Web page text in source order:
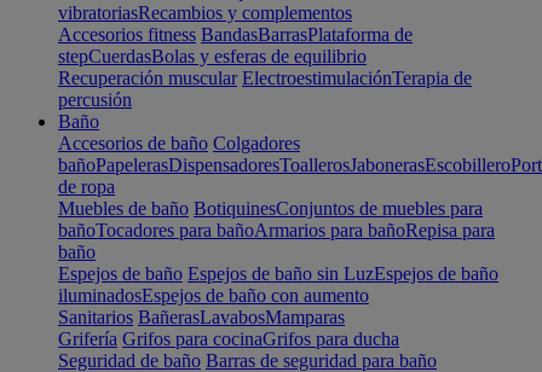
vibratoriasRecambios y complementos
Accesorios fitness BandasBarrasPlataforma de
stepCuerdasBolas y esferas de equilibrio
Recuperación muscular ElectroestimulaciónTerapia de
percusión
Baño
Accesorios de baño Colgadores
bañoPapelerasDispensadoresToallerosJabonerasEscobillero
de ropa
Muebles de baño BotiquinesConjuntos de muebles para
bañoTocadores para bañoArmarios para bañoRepisa para
baño
Espejos de baño Espejos de baño sin LuzEspejos de baño
iluminadosEspejos de baño con aumento
Sanitarios BañerasLavabosMamparas
Grifería Grifos para cocinaGrifos para ducha
Seguridad de baño Barras de seguridad para baño